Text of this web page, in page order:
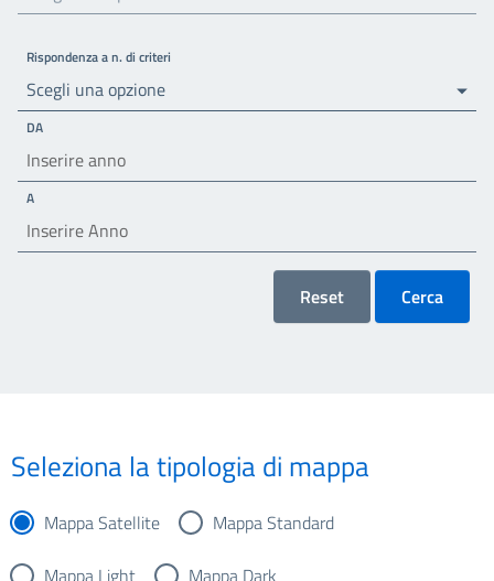
Rispondenza a n. di criteri
Scegli una opzione
DA
A
Reset Cerca
Seleziona la tipologia di mappa
Mappa Satellite
Mappa Standard
Mappa Light
Mappa Dark